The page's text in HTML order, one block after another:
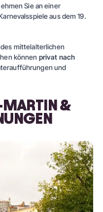
Sie an einer
aus dem 19.
mittelalterlichen
können privat nach
und
MARTIN &